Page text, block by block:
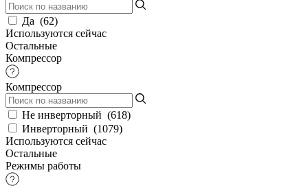
Да (62)
Используются сейчас
Остальные
Компрессор
Компрессор
Не инверторный (618)
Инверторный (1079)
Используются сейчас
Остальные
Режимы работы